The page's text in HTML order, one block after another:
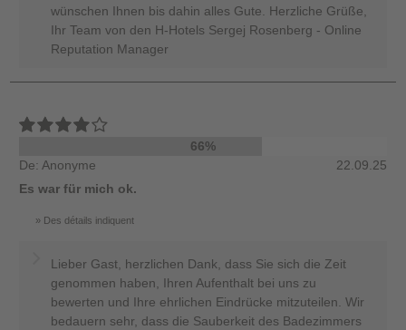
wünschen Ihnen bis dahin alles Gute. Herzliche Grüße,
Ihr Team von den H-Hotels Sergej Rosenberg - Online
Reputation Manager
66%
De: Anonyme
22.09.25
Es war für mich ok.
Des détails indiquent
Lieber Gast, herzlichen Dank, dass Sie sich die Zeit
genommen haben, Ihren Aufenthalt bei uns zu
bewerten und Ihre ehrlichen Eindrücke mitzuteilen. Wir
bedauern sehr, dass die Sauberkeit des Badezimmers